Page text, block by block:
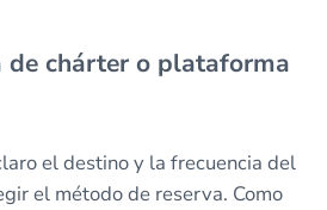
de chárter o plataforma
el destino y la frecuencia del
el método de reserva. Como